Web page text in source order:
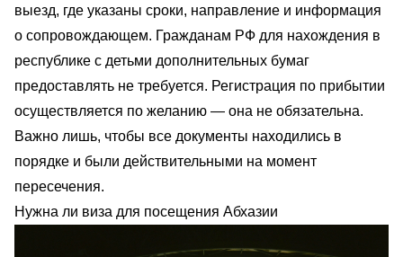
выезд, где указаны сроки, направление и информация
о сопровождающем. Гражданам РФ для нахождения в
республике с детьми дополнительных бумаг
предоставлять не требуется. Регистрация по прибытии
осуществляется по желанию — она не обязательна.
Важно лишь, чтобы все документы находились в
порядке и были действительными на момент
пересечения.
Нужна ли виза для посещения Абхазии